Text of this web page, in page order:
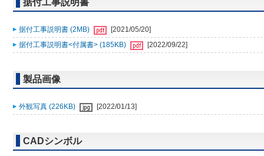
据付工事説明書
据付工事説明書 (2MB)
[2021/05/20]
据付工事説明書<付属書> (185KB)
[2022/09/22]
製品画像
外観写真 (226KB) [2022/01/13]
CADシンボル